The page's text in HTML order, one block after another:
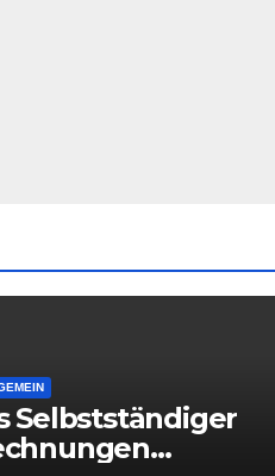
Selbstständiger